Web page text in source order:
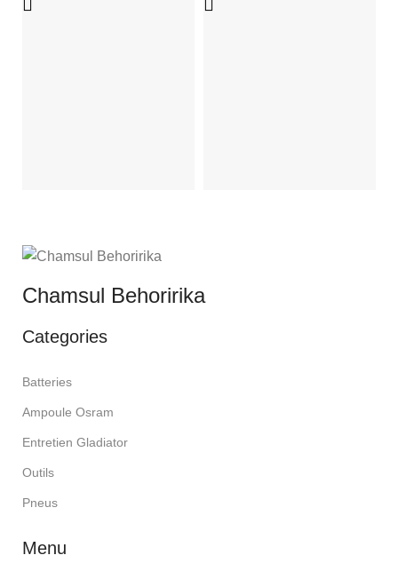
Chamsul Behoririka
Categories
Batteries
Ampoule Osram
Entretien Gladiator
Outils
Pneus
Menu